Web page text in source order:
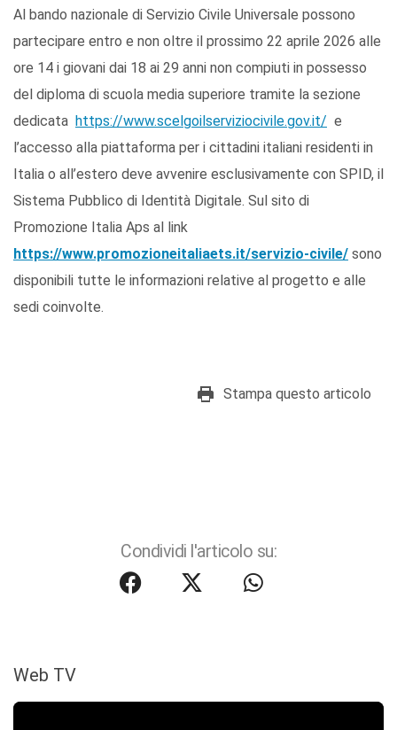
Al bando nazionale di Servizio Civile Universale possono
partecipare entro e non oltre il prossimo 22 aprile 2026 alle
ore 14 i giovani dai 18 ai 29 anni non compiuti in possesso
del diploma di scuola media superiore tramite la sezione
dedicata https://www.scelgoilserviziocivile.gov.it/ e
l’accesso alla piattaforma per i cittadini italiani residenti in
Italia o all’estero deve avvenire esclusivamente con SPID, il
Sistema Pubblico di Identità Digitale. Sul sito di
Promozione Italia Aps al link
https://www.promozioneitaliaets.it/servizio-civile/ sono
disponibili tutte le informazioni relative al progetto e alle
sedi coinvolte.
Stampa questo articolo
Condividi l'articolo su:
Web TV